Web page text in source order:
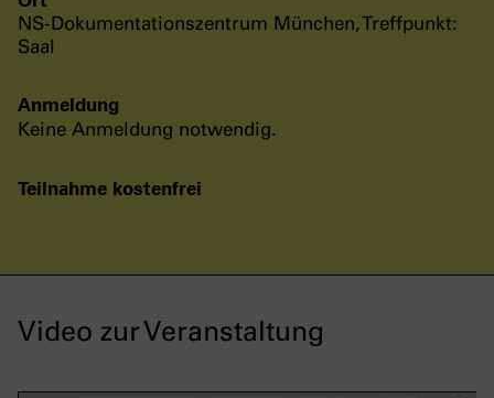
NS-Dokumentationszentrum München, Treffpunkt:
Saal
Anmeldung
Keine Anmeldung notwendig.
Teilnahme kostenfrei
Video zur Veranstaltung